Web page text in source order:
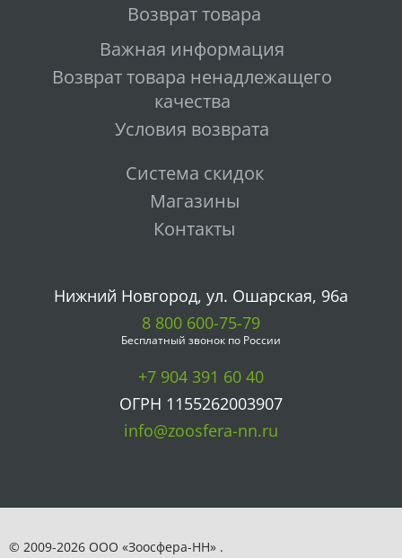
Возврат товара
Важная информация
Возврат товара ненадлежащего
качества
Условия возврата
Система скидок
Магазины
Контакты
Нижний Новгород, ул. Ошарская, 96а
8 800 600-75-79
Бесплатный звонок по России
+7 904 391 60 40
ОГРН 1155262003907
info@zoosfera-nn.ru
© 2009-2026 ООО «Зоосфера-НН» .